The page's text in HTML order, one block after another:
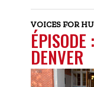
VOICES FOR
ÉPISODE
DENVER